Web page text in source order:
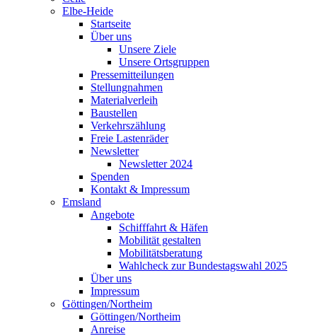
Elbe-Heide
Startseite
Über uns
Unsere Ziele
Unsere Ortsgruppen
Pressemitteilungen
Stellungnahmen
Materialverleih
Baustellen
Verkehrszählung
Freie Lastenräder
Newsletter
Newsletter 2024
Spenden
Kontakt & Impressum
Emsland
Angebote
Schifffahrt & Häfen
Mobilität gestalten
Mobilitätsberatung
Wahlcheck zur Bundestagswahl 2025
Über uns
Impressum
Göttingen/Northeim
Göttingen/Northeim
Anreise